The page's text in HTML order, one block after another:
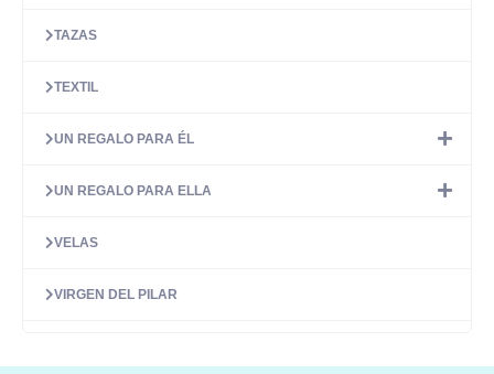
TAZAS
TEXTIL
UN REGALO PARA ÉL
UN REGALO PARA ELLA
VELAS
VIRGEN DEL PILAR